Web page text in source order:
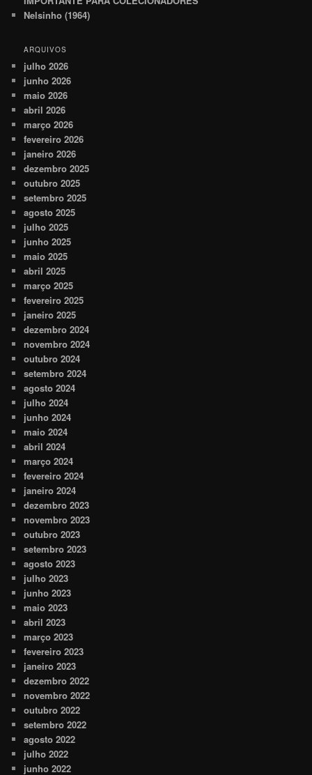
Nelsinho (1964)
ARQUIVOS
julho 2026
junho 2026
maio 2026
abril 2026
março 2026
fevereiro 2026
janeiro 2026
dezembro 2025
outubro 2025
setembro 2025
agosto 2025
julho 2025
junho 2025
maio 2025
abril 2025
março 2025
fevereiro 2025
janeiro 2025
dezembro 2024
novembro 2024
outubro 2024
setembro 2024
agosto 2024
julho 2024
junho 2024
maio 2024
abril 2024
março 2024
fevereiro 2024
janeiro 2024
dezembro 2023
novembro 2023
outubro 2023
setembro 2023
agosto 2023
julho 2023
junho 2023
maio 2023
abril 2023
março 2023
fevereiro 2023
janeiro 2023
dezembro 2022
novembro 2022
outubro 2022
setembro 2022
agosto 2022
julho 2022
junho 2022